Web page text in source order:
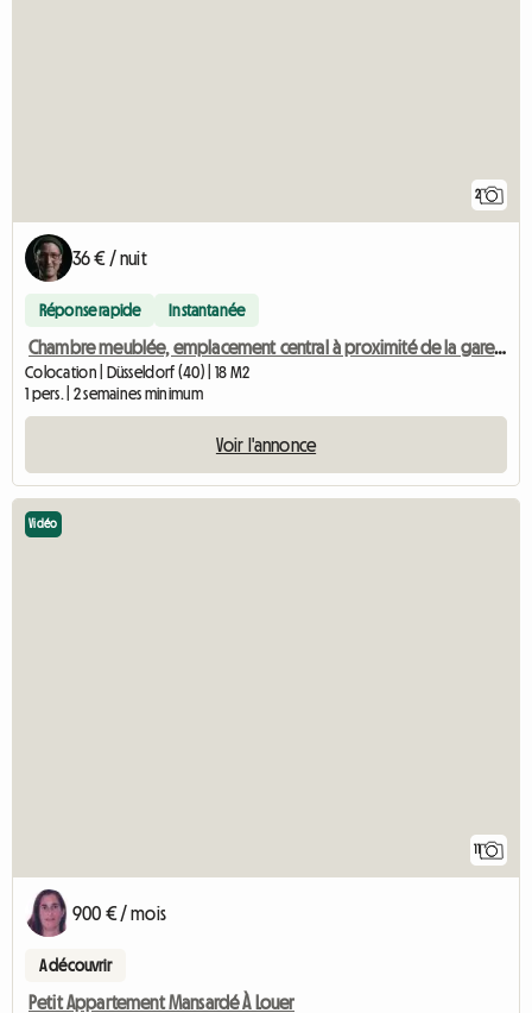
2
36 € / nuit
Réponse rapide Instantanée
Chambre meublée, emplacement central à proximité de la gare principale
Colocation | Düsseldorf (40) | 18 M2
1 pers. | 2 semaines minimum
Voir l'annonce
Vidéo
900 € / mois
A découvrir
Petit Appartement Mansardé À Louer